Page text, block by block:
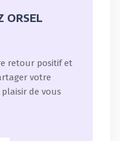
ORSEL
retour positif et
votre
de vous